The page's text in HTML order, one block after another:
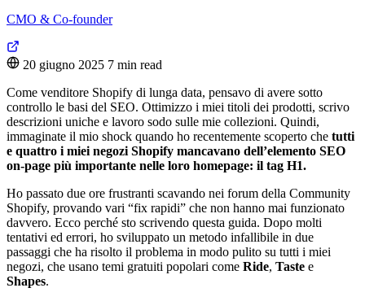
CMO & Co-founder
20 giugno 2025 7 min read
Come venditore Shopify di lunga data, pensavo di avere sotto
controllo le basi del SEO. Ottimizzo i miei titoli dei prodotti, scrivo
descrizioni uniche e lavoro sodo sulle mie collezioni. Quindi,
immaginate il mio shock quando ho recentemente scoperto che tutti
e quattro i miei negozi Shopify mancavano dell’elemento SEO
on-page più importante nelle loro homepage: il tag H1.
Ho passato due ore frustranti scavando nei forum della Community
Shopify, provando vari “fix rapidi” che non hanno mai funzionato
davvero. Ecco perché sto scrivendo questa guida. Dopo molti
tentativi ed errori, ho sviluppato un metodo infallibile in due
passaggi che ha risolto il problema in modo pulito su tutti i miei
negozi, che usano temi gratuiti popolari come Ride, Taste e
Shapes.